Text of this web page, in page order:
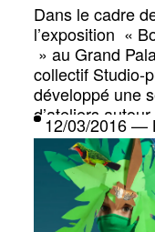
Dans le cadre
l’exposition «
» au Grand
collectif Studio-
développé une
d’ateliers
exposition.
12/03/2016 —